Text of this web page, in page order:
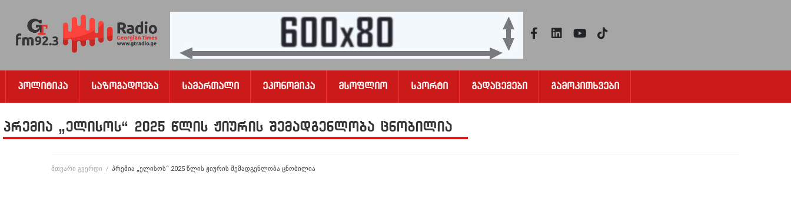
Პოლიტიკა Საზოგადოება Სამართალი Ეკონომიკა Მსოფლიო Სპორტი Გადაცემები Გამოკითხვები
პრემია „ელისოს“ 2025 წლის ჟიურის შემადგენლობა ცნობილია
მთვარი გვერდი / პრემია „ელისოს“ 2025 წლის ჟიურის შემადგენლობა ცნობილია